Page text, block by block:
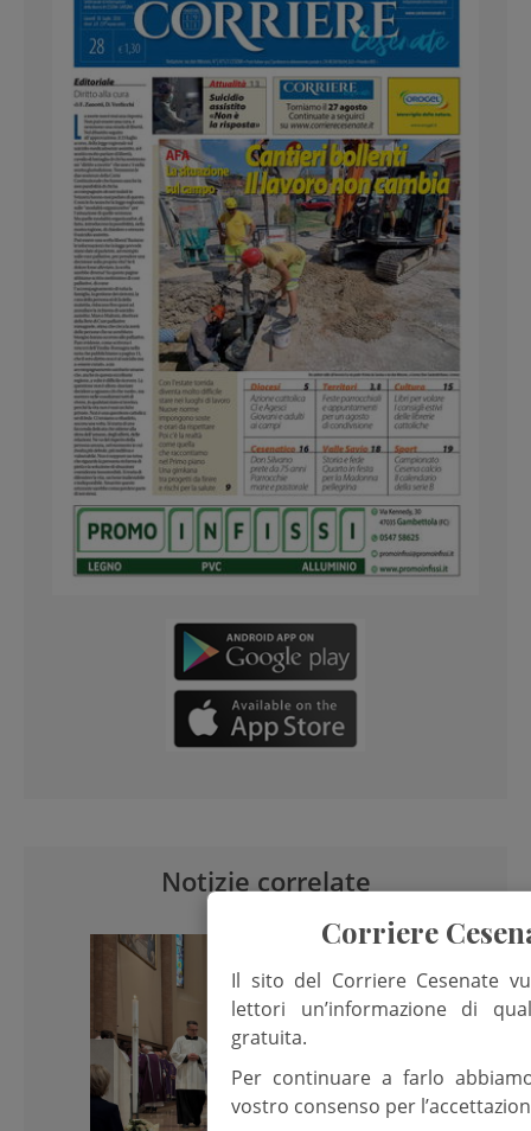
Notizie correlate
Corriere
Il sito del Corriere Cesenate
lettori un’informazione di
gratuita.
Per continuare a farlo
vostro consenso per